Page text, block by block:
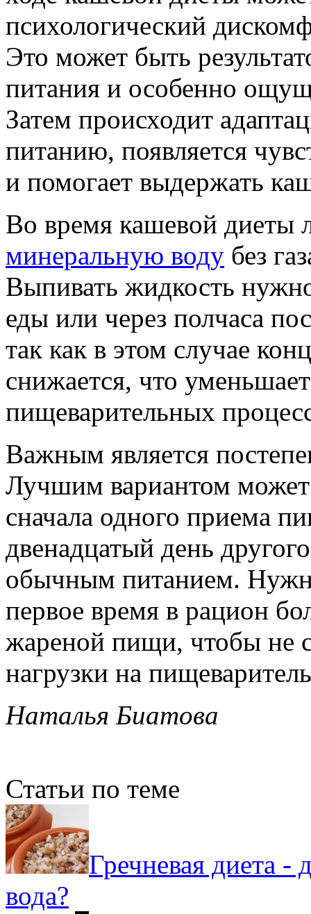
психологический
Это может быть
питания и особенно
Затем происходит
питанию, появляется
и помогает выдержать
Во время кашевой диеты
минеральную воду без
Выпивать жидкость
еды или через полчаса
так как в этом случае
снижается, что
пищеварительных
Важным является
Лучшим вариантом может
сначала одного приема
двенадцатый день
обычным питанием.
первое время в рацион
жареной пищи, чтобы не
нагрузки на
Наталья Биатова
Статьи по теме
Гречневая диета -
вода?